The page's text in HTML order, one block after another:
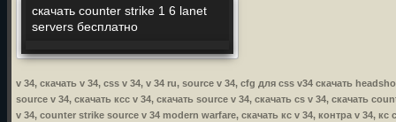
скачать counter strike 1 6 lanet
servers бесплатно
v 34, скачать v 34, css v 34, v 34 ru, source v 34, cfg для css v34 скачать
source v 34, скачать ксс v 34, скачать source v 34, скачать cs v 34, скачать
v 34, counter strike source v 34 modern warfare, скачать кс v 34, контра v 34,